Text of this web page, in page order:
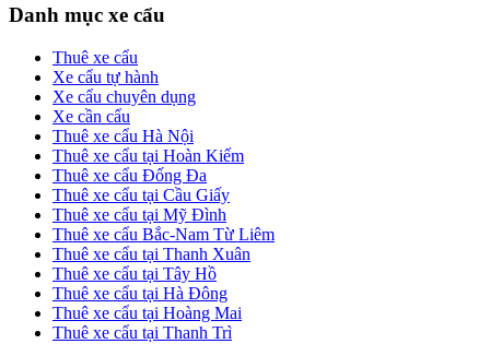
Primary
Sidebar
Danh mục xe cẩu
Thuê xe cẩu
Xe cẩu tự hành
Xe cẩu chuyên dụng
Xe cần cẩu
Thuê xe cẩu Hà Nội
Thuê xe cẩu tại Hoàn Kiếm
Thuê xe cẩu Đống Đa
Thuê xe cẩu tại Cầu Giấy
Thuê xe cẩu tại Mỹ Đình
Thuê xe cẩu Bắc-Nam Từ Liêm
Thuê xe cẩu tại Thanh Xuân
Thuê xe cẩu tại Tây Hồ
Thuê xe cẩu tại Hà Đông
Thuê xe cẩu tại Hoàng Mai
Thuê xe cẩu tại Thanh Trì